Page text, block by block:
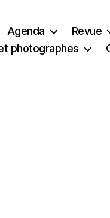
Agenda Revue
photographes